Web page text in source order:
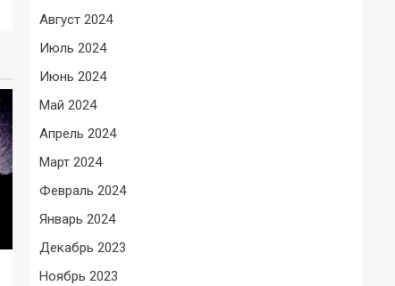
Август 2024
Июль 2024
Июнь 2024
Май 2024
Апрель 2024
Март 2024
Февраль 2024
Январь 2024
Декабрь 2023
Ноябрь 2023